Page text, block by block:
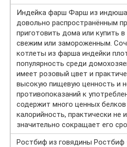
Индейка фарш Фарш из
довольно распространённым
приготовить дома или купить
свежим или замороженным.
котлеты из фарша индейки
популярность среди
имеет розовый цвет и
высокую пищевую ценность и
противопоказаний к
содержит много ценных
калорийность, практически не
значительно сокращает его
Ростбиф из говядины Ростбиф